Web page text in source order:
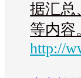
据汇总
等内容
http://